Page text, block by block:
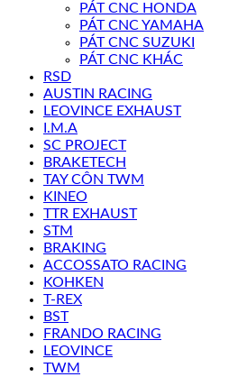
PÁT CNC HONDA
PÁT CNC YAMAHA
PÁT CNC SUZUKI
PÁT CNC KHÁC
RSD
AUSTIN RACING
LEOVINCE EXHAUST
I.M.A
SC PROJECT
BRAKETECH
TAY CÔN TWM
KINEO
TTR EXHAUST
STM
BRAKING
ACCOSSATO RACING
KOHKEN
T-REX
BST
FRANDO RACING
LEOVINCE
TWM